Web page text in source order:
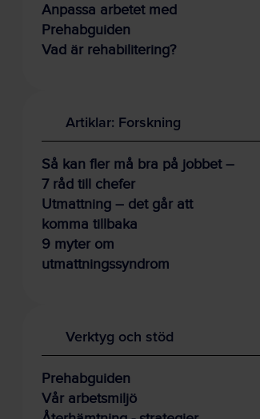
Anpassa arbetet med
Prehabguiden
Vad är rehabilitering?
Artiklar: Forskning
Så kan fler må bra på jobbet –
7 råd till chefer
Utmattning – det går att
komma tillbaka
9 myter om
utmattningssyndrom
Verktyg och stöd
Prehabguiden
Vår arbetsmiljö